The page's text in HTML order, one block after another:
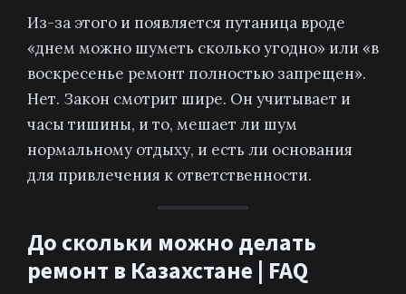
Из-за этого и появляется путаница вроде
«днем можно шуметь сколько угодно» или «в
воскресенье ремонт полностью запрещен».
Нет. Закон смотрит шире. Он учитывает и
часы тишины, и то, мешает ли шум
нормальному отдыху, и есть ли основания
для привлечения к ответственности.
До скольки можно делать
ремонт в Казахстане | FAQ